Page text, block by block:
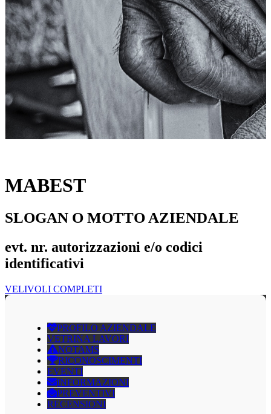
MABEST
SLOGAN O MOTTO AZIENDALE
evt. nr. autorizzazioni e/o codici
identificativi
VELIVOLI COMPLETI
PROFILO AZIENDALE
VETRINA LAVORI
NOTAMS
RICONOSCIMENTI
EVENTI
INFORMAZIONI
PREVENTIVI
RECENSIONI